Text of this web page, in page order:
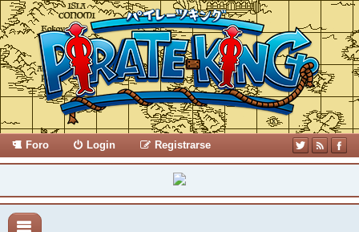
Foro Login Registrarse